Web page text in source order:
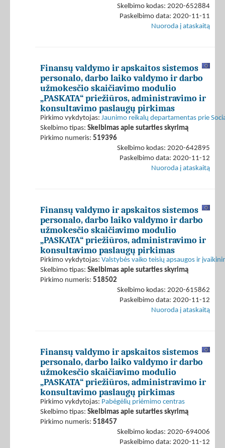
Skelbimo kodas: 2020-652884
Paskelbimo data: 2020-11-11
Nuoroda į ataskaitą
Finansų valdymo ir apskaitos sistemos
personalo, darbo laiko valdymo ir darbo
užmokesčio skaičiavimo modulio
„PASKATA“ priežiūros, administravimo ir
konsultavimo paslaugų pirkimas
Pirkimo vykdytojas: Jaunimo reikalų departamentas prie
Skelbimo tipas: Skelbimas apie sutarties skyrimą
Pirkimo numeris: 519396
Skelbimo kodas: 2020-642895
Paskelbimo data: 2020-11-12
Nuoroda į ataskaitą
Finansų valdymo ir apskaitos sistemos
personalo, darbo laiko valdymo ir darbo
užmokesčio skaičiavimo modulio
„PASKATA“ priežiūros, administravimo ir
konsultavimo paslaugų pirkimas
Pirkimo vykdytojas: Valstybės vaiko teisių apsaugos ir
Skelbimo tipas: Skelbimas apie sutarties skyrimą
Pirkimo numeris: 518502
Skelbimo kodas: 2020-615862
Paskelbimo data: 2020-11-12
Nuoroda į ataskaitą
Finansų valdymo ir apskaitos sistemos
personalo, darbo laiko valdymo ir darbo
užmokesčio skaičiavimo modulio
„PASKATA“ priežiūros, administravimo ir
konsultavimo paslaugų pirkimas
Pirkimo vykdytojas: Pabėgėlių priėmimo centras
Skelbimo tipas: Skelbimas apie sutarties skyrimą
Pirkimo numeris: 518457
Skelbimo kodas: 2020-694006
Paskelbimo data: 2020-11-12